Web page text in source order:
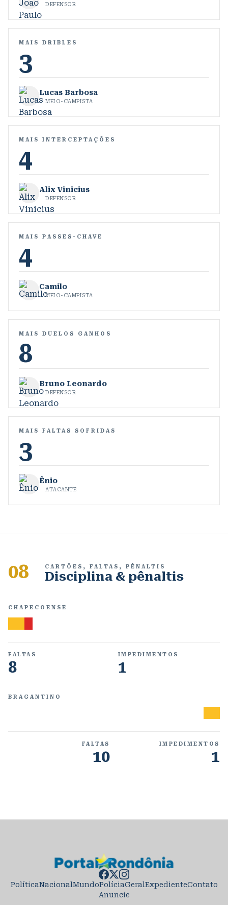
DEFENSOR
MAIS DRIBLES
3
Lucas Barbosa
MEIO-CAMPISTA
MAIS INTERCEPTAÇÕES
4
Alix Vinicius
DEFENSOR
MAIS PASSES-CHAVE
4
Camilo
MEIO-CAMPISTA
MAIS DUELOS GANHOS
8
Bruno Leonardo
DEFENSOR
MAIS FALTAS SOFRIDAS
3
Ênio
ATACANTE
08 CARTÕES, FALTAS, PÊNALTIS
Disciplina & pênaltis
CHAPECOENSE
FALTAS
8
IMPEDIMENTOS
1
BRAGANTINO
FALTAS
10
IMPEDIMENTOS
1
PolíticaNacionalMundoPolíciaGeralExpedienteContato
Anuncie